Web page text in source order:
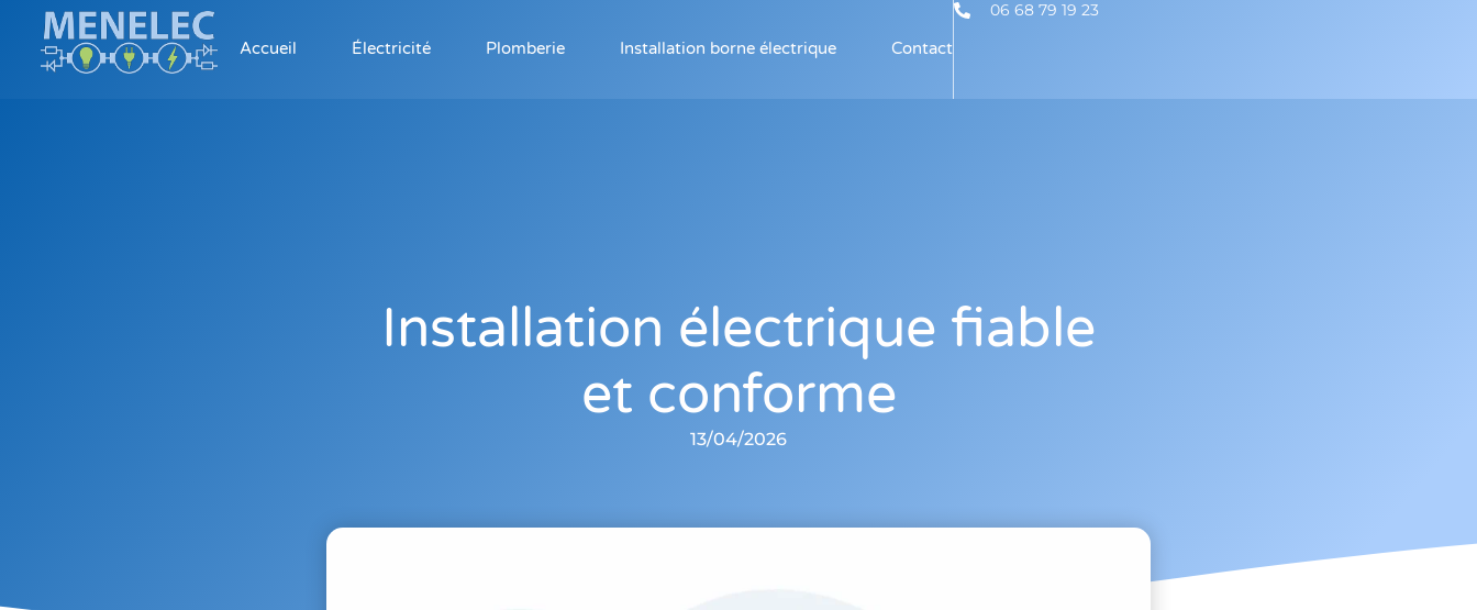
Accueil Électricité Plomberie Installation borne électrique Contact
06 68 79 19 23
Installation électrique fiable
et conforme
13/04/2026